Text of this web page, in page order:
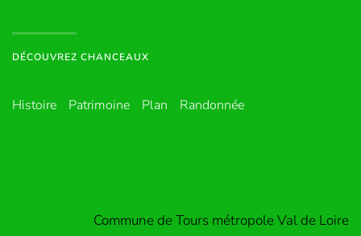
DÉCOUVREZ CHANCEAUX
Histoire Patrimoine Plan Randonnée
Commune de Tours métropole Val de Loire